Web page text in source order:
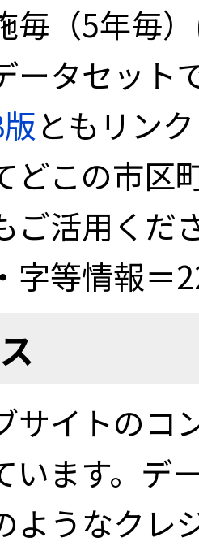
毎（5年毎
ータセット
ともリン
どこの市区
ご活用くだ
字等情報＝
サイトのコ
います。デ
ようなクレ